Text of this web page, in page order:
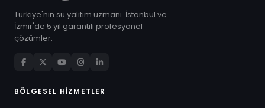
Türkiye'nin su yalıtım uzmanı. İstanbul ve
İzmir'de 5 yıl garantili profesyonel
çözümler.
BÖLGESEL HIZMETLER